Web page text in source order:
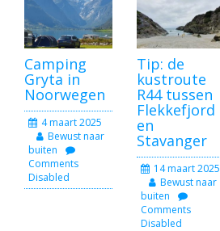
Camping
Gryta in
Noorwegen
4 maart 2025
Bewust naar
buiten
Comments
Disabled
Tip: de
kustroute
R44 tussen
Flekkefjord
en
Stavanger
14 maart 2025
Bewust naar
buiten
Comments
Disabled